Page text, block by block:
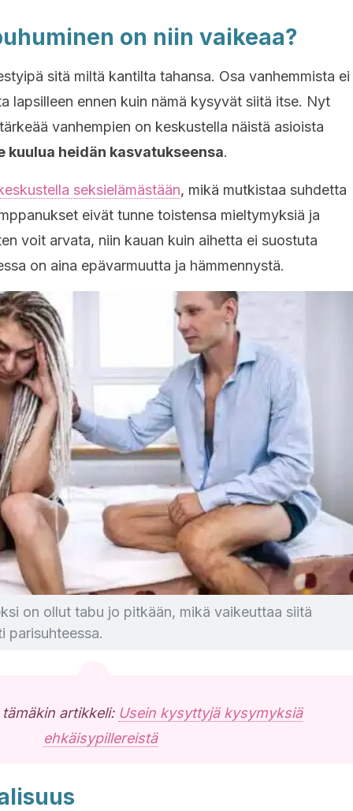
on niin vaikeaa?
sitä miltä kantilta tahansa. Osa vanhemmista ei
lapsilleen ennen kuin nämä kysyvät siitä itse. Nyt
vanhempien on keskustella näistä asioista
kuulua heidän kasvatukseensa.
seksielämästään, mikä mutkistaa suhdetta
eivät tunne toistensa mieltymyksiä ja
voit arvata, niin kauan kuin aihetta ei suostuta
on aina epävarmuutta ja hämmennystä.
on ollut tabu jo pitkään, mikä vaikeuttaa siitä
parisuhteessa.
artikkeli: Usein kysyttyjä kysymyksiä
ehkäisypillereistä